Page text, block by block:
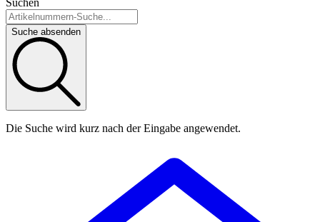
Suche absenden
Die Suche wird kurz nach der Eingabe angewendet.